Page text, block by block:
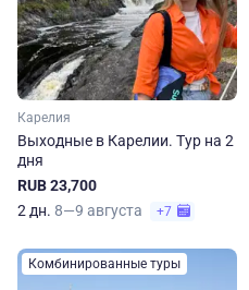
Карелия
Выходные в Карелии. Тур на 2
дня
RUB 23,700
2 дн. 8—9 августа +7
Комбинированные туры